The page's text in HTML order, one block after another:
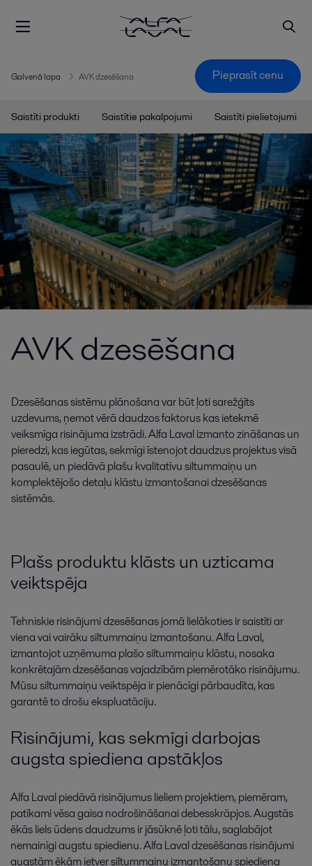
Galvenā lapa AVK dzesēšana Pieprasīt cenu
Saistīti produkti Saistītie pakalpojumi Saistīti pielietojumi
AVK dzesēšana
Dzesēšanas sistēmu plānošana var būt ļoti sarežģīts
uzdevums, ņemot vērā daudzos faktorus kas ietekmē
veiksmīga risinājuma izstrādi. Alfa Laval izmanto zināšanas un
pieredzi, kas iegūtas, sekmīgi īstenojot daudzus projektus visā
pasaulē, un piedāvā plašu kvalitatīvu siltummaiņu un
komplektējošo detaļu klāstu izmantošanai dzesēšanas
sistēmās.
Plašs produktu klāsts un uzticama
veiktspēja
Tehniskie risinājumi dzesēšanas jomā lielākoties ir saistīti ar
viena vai vairāku siltummaiņu izmantošanu. Alfa Laval,
izmantojot uzņēmuma plašo siltummaiņu klāstu, nosaka
konkrētajām dzesēšanas vajadzībām piemērotāko risinājumu.
Mūsu siltummaiņu veiktspēja ir pienācīgi pārbaudīta, kas
garantē to drošu ekspluatāciju.
Risinājumi, kas sekmīgi darbojas
augsta spiediena apstākļos
Alfa Laval piedāvā risinājumus lieliem projektiem, piemēram,
patīkami vēsa gaisa nodrošināšanai debesskrāpjos. Augstās
ēkās liels ūdens daudzums ir jāsūknē ļoti tālu, saglabājot
nemainīgi augstu spiedienu. Alfa Laval dzesēšanas risinājumi
augstām ēkām ietver siltummaiņu izmantošanu spiediena